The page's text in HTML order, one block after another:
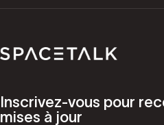
Parler de l'espace
Inscrivez-vous pour
mises à jour